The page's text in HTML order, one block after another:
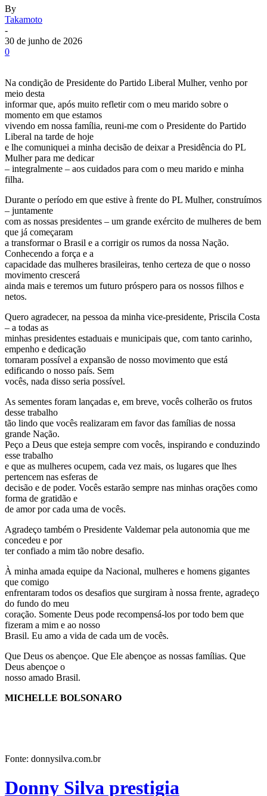
By
Takamoto
-
30 de junho de 2026
0
Na condição de Presidente do Partido Liberal Mulher, venho por
meio desta
informar que, após muito refletir com o meu marido sobre o
momento em que estamos
vivendo em nossa família, reuni-me com o Presidente do Partido
Liberal na tarde de hoje
e lhe comuniquei a minha decisão de deixar a Presidência do PL
Mulher para me dedicar
– integralmente – aos cuidados para com o meu marido e minha
filha.
Durante o período em que estive à frente do PL Mulher, construímos
– juntamente
com as nossas presidentes – um grande exército de mulheres de bem
que já começaram
a transformar o Brasil e a corrigir os rumos da nossa Nação.
Conhecendo a força e a
capacidade das mulheres brasileiras, tenho certeza de que o nosso
movimento crescerá
ainda mais e teremos um futuro próspero para os nossos filhos e
netos.
Quero agradecer, na pessoa da minha vice-presidente, Priscila Costa
– a todas as
minhas presidentes estaduais e municipais que, com tanto carinho,
empenho e dedicação
tornaram possível a expansão de nosso movimento que está
edificando o nosso país. Sem
vocês, nada disso seria possível.
As sementes foram lançadas e, em breve, vocês colherão os frutos
desse trabalho
tão lindo que vocês realizaram em favor das famílias de nossa
grande Nação.
Peço a Deus que esteja sempre com vocês, inspirando e conduzindo
esse trabalho
e que as mulheres ocupem, cada vez mais, os lugares que lhes
pertencem nas esferas de
decisão e de poder. Vocês estarão sempre nas minhas orações como
forma de gratidão e
de amor por cada uma de vocês.
Agradeço também o Presidente Valdemar pela autonomia que me
concedeu e por
ter confiado a mim tão nobre desafio.
À minha amada equipe da Nacional, mulheres e homens gigantes
que comigo
enfrentaram todos os desafios que surgiram à nossa frente, agradeço
do fundo do meu
coração. Somente Deus pode recompensá-los por todo bem que
fizeram a mim e ao nosso
Brasil. Eu amo a vida de cada um de vocês.
Que Deus os abençoe. Que Ele abençoe as nossas famílias. Que
Deus abençoe o
nosso amado Brasil.
MICHELLE BOLSONARO
Fonte: donnysilva.com.br
Donny Silva prestigia